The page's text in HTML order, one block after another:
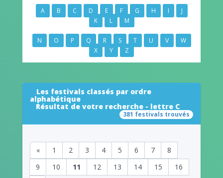
A B C D E F G H I
J
K
L M
N O P Q R S T U V
W
X
Y Z
Les festivals classés par ordre
alphabétique
Résultat de votre recherche - lettre C
381 festivals trouvés
« 1 2 3 4 5 6 7
8
9
10 11 12 13 14 15
16